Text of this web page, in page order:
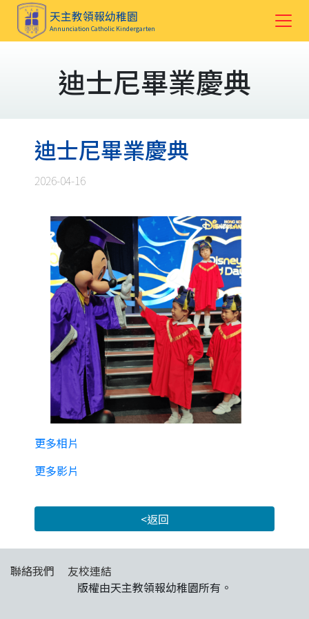
天主教領報幼稚園
Annunciation Catholic Kindergarten
迪士尼畢業慶典
迪士尼畢業慶典
2026-04-16
更多相片
更多影片
<返回
聯絡我們
友校連結
版權由天主教領報幼稚園所有。